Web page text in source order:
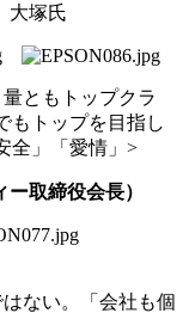
大塚氏
ともトップクラ
もトップを目指し
全」「愛情」 >
取締役会長）
ない。「会社も個